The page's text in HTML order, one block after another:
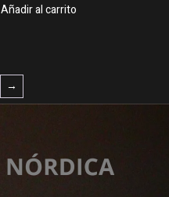
Añadir al carrito
→